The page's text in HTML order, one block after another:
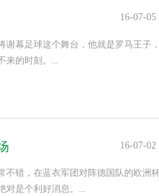
16-07-05
幕足球这个舞台，他就是罗马王子，
来的时刻。...
16-07-02
不错，在蓝衣军团对阵德国队的欧洲
对是个利好消息。...